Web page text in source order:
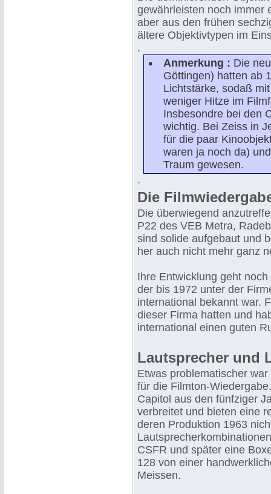
gewährleisten noch immer
aber aus den frühen
ältere Objektivtypen im
.
Anmerkung : Die
Göttingen) hatten ab
Lichtstärke, sodaß
weniger Hitze im
Insbesondre bei den
wichtig. Bei Zeiss in
für die paar
waren ja noch da)
Traum gewesen.
.
Die
Die überwiegend
P22 des VEB Metra,
sind solide aufgebaut und
her auch nicht mehr ganz
Ihre Entwicklung geht
der bis 1972 unter der
international bekannt war.
dieser Firma hatten und
international einen guten
Lautsprecher und
Etwas problematischer
für die Filmton-
Capitol aus den fünfziger
verbreitet und bieten eine
deren Produktion 1963
CSFR und später eine
128 von einer
Meissen.